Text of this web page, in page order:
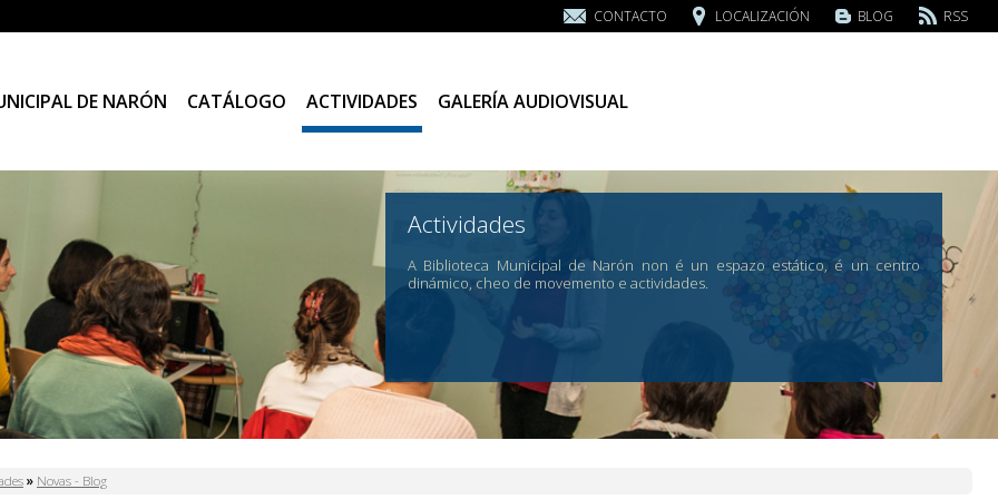
CONTACTO LOCALIZACIÓN BLOG RSS
DE NARÓN CATÁLOGO ACTIVIDADES GALERÍA AUDIOVISUAL
Actividades
A Biblioteca Municipal de Narón non é un espazo estático, é un centro
dinámico, cheo de movemento e actividades.
aquí
» Novas - Blog